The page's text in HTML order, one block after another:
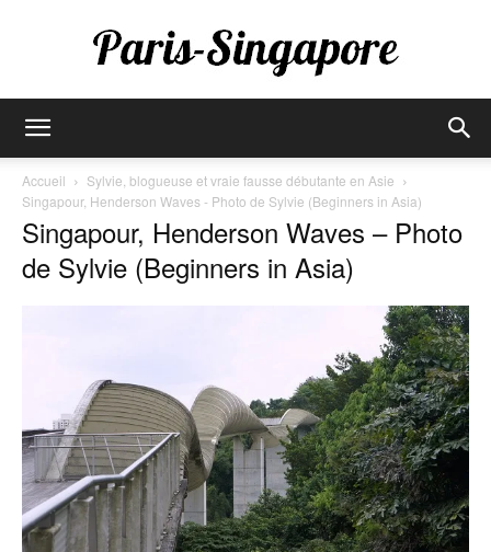
Singapore
Accueil
Sylvie, blogueuse et vraie fausse débutante en Asie
Singapour, Henderson Waves - Photo de Sylvie (Beginners in Asia)
Singapour, Henderson Waves – Photo
de Sylvie (Beginners in Asia)